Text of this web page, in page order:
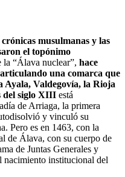
musulmanas y las
el topónimo
la “Álava nuclear”, hace
una comarca que
Ayala, Valdegovía, la Rioja
del siglo XIII está
de Arriaga, la primera
y vinculó su
Pero es en 1463, con la
de Álava, con su cuerpo de
de Juntas Generales y
nacimiento institucional del